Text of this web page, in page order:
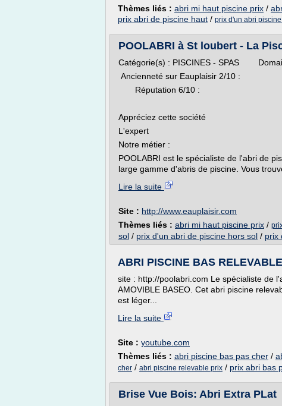
Thèmes liés : abri mi haut piscine prix /
prix abri de piscine haut / prix d'un abri
POOLABRI à St loubert - La
Catégorie(s) : PISCINES - SPAS
Ancienneté sur Eauplaisir 2/10 :
Réputation 6/10 :
Appréciez cette société
L'expert
Notre métier :
POOLABRI est le spécialiste de l'abri de
large gamme d'abris de piscine. Vous
Lire la suite
Site : http://www.eauplaisir.com
Thèmes liés : abri mi haut piscine prix /
sol / prix d'un abri de piscine hors sol / prix
ABRI PISCINE BAS
site : http://poolabri.com Le spécialiste de
AMOVIBLE BASEO. Cet abri piscine
est léger...
Lire la suite
Site : youtube.com
Thèmes liés : abri piscine bas pas cher /
cher / abri piscine relevable prix / prix abri bas
Brise Vue Bois: Abri Extra PLat